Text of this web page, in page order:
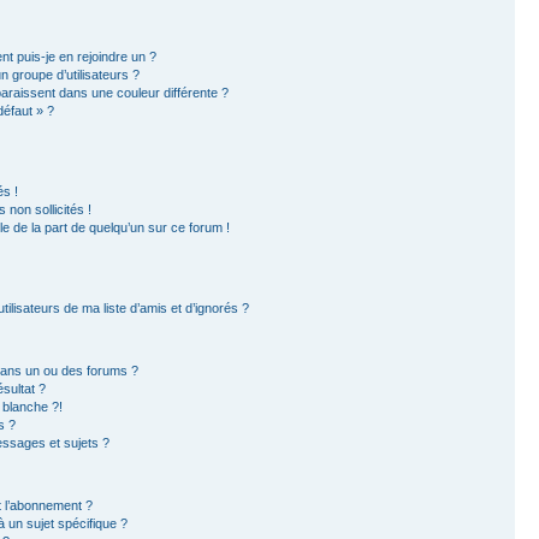
puis-je en rejoindre un ?
groupe d’utilisateurs ?
dans une couleur différente ?
» ?
!
non sollicités !
de la part de quelqu’un sur ce forum !
de ma liste d’amis et d’ignorés ?
un ou des forums ?
?
?!
?
et sujets ?
?
un sujet spécifique ?